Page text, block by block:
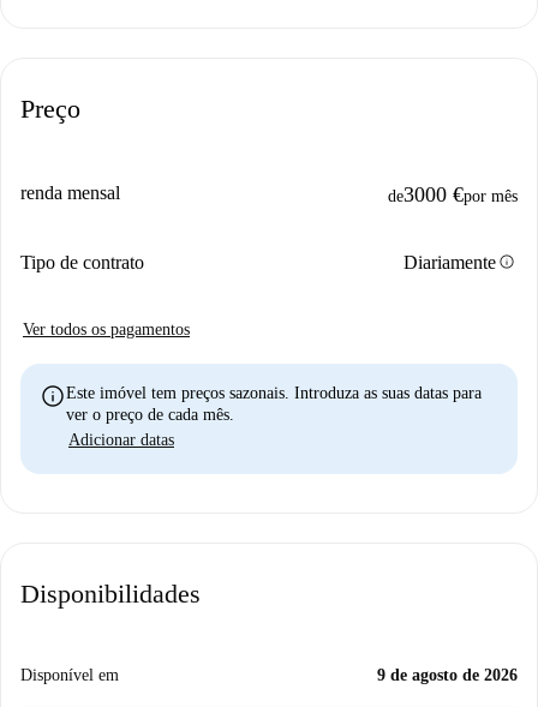
Preço
renda mensal de3000 €por mês
Tipo de contrato Diariamenteinfo
Ver todos os pagamentos
infoEste imóvel tem preços sazonais. Introduza as suas datas para
ver o preço de cada mês.
Adicionar datas
Disponibilidades
Disponível em 9 de agosto de 2026